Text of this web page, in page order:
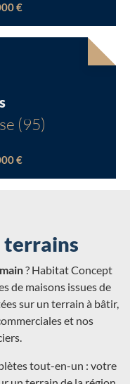
€
(95)
€
terrains
? Habitat Concept
de maisons issues de
sur un terrain à bâtir,
et nos
tout-en-un : votre